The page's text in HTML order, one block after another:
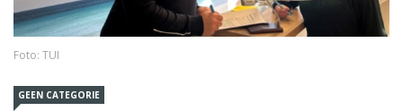
Foto: TUI
GEEN CATEGORIE